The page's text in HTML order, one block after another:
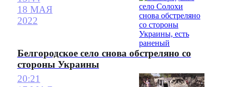
18 МАЯ
2022
Белгородское село снова обстреляно со
стороны Украины
20:21